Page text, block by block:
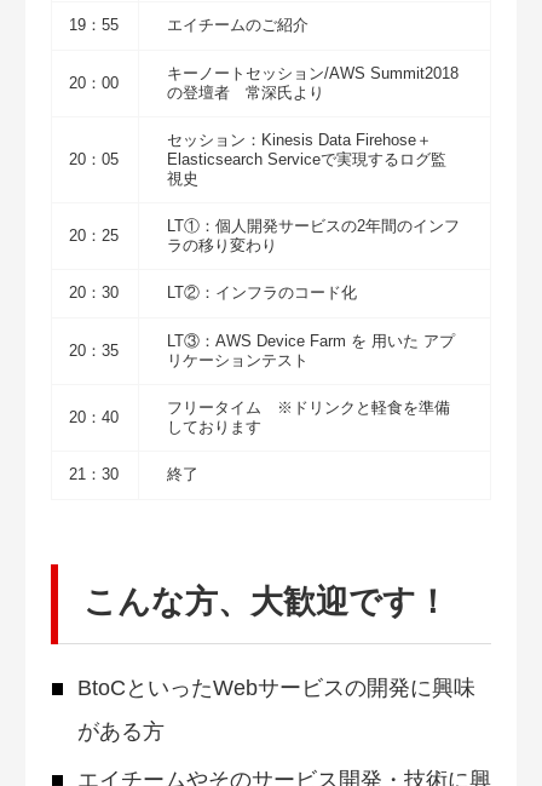
19：55 エイチームのご紹介
20：00
キーノートセッション/AWS Summit2018
の登壇者 常深氏より
20：05
セッション：Kinesis Data Firehose＋
Elasticsearch Serviceで実現するログ監
視史
20：25
LT①：個人開発サービスの2年間のインフ
ラの移り変わり
20：30 LT②：インフラのコード化
20：35
LT③：AWS Device Farm を 用いた アプ
リケーションテスト
20：40
フリータイム ※ドリンクと軽食を準備
しております
21：30 終了
こんな方、大歓迎です！
BtoCといったWebサービスの開発に興味
がある方
エイチームやそのサービス開発・技術に興